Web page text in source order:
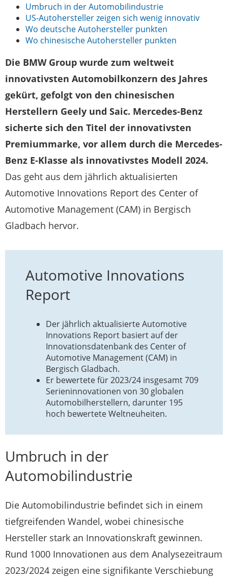
Umbruch in der Automobilindustrie
US-Autohersteller zeigen sich wenig innovativ
Wo deutsche Autohersteller punkten
Wo chinesische Autohersteller punkten
Die BMW Group wurde zum weltweit
innovativsten Automobilkonzern des Jahres
gekürt, gefolgt von den chinesischen
Herstellern Geely und Saic. Mercedes-Benz
sicherte sich den Titel der innovativsten
Premiummarke, vor allem durch die Mercedes-
Benz E-Klasse als innovativstes Modell 2024.
Das geht aus dem jährlich aktualisierten
Automotive Innovations Report des Center of
Automotive Management (CAM) in Bergisch
Gladbach hervor.
Automotive Innovations
Report
Der jährlich aktualisierte Automotive
Innovations Report basiert auf der
Innovationsdatenbank des Center of
Automotive Management (CAM) in
Bergisch Gladbach.
Er bewertete für 2023/24 insgesamt 709
Serieninnovationen von 30 globalen
Automobilherstellern, darunter 195
hoch bewertete Weltneuheiten.
Umbruch in der
Automobilindustrie
Die Automobilindustrie befindet sich in einem
tiefgreifenden Wandel, wobei chinesische
Hersteller stark an Innovationskraft gewinnen.
Rund 1000 Innovationen aus dem Analysezeitraum
2023/2024 zeigen eine signifikante Verschiebung